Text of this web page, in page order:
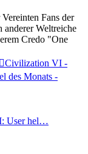
Fans der
Weltreiche
Credo "One
Civilization VI -
des Monats -
User hel…